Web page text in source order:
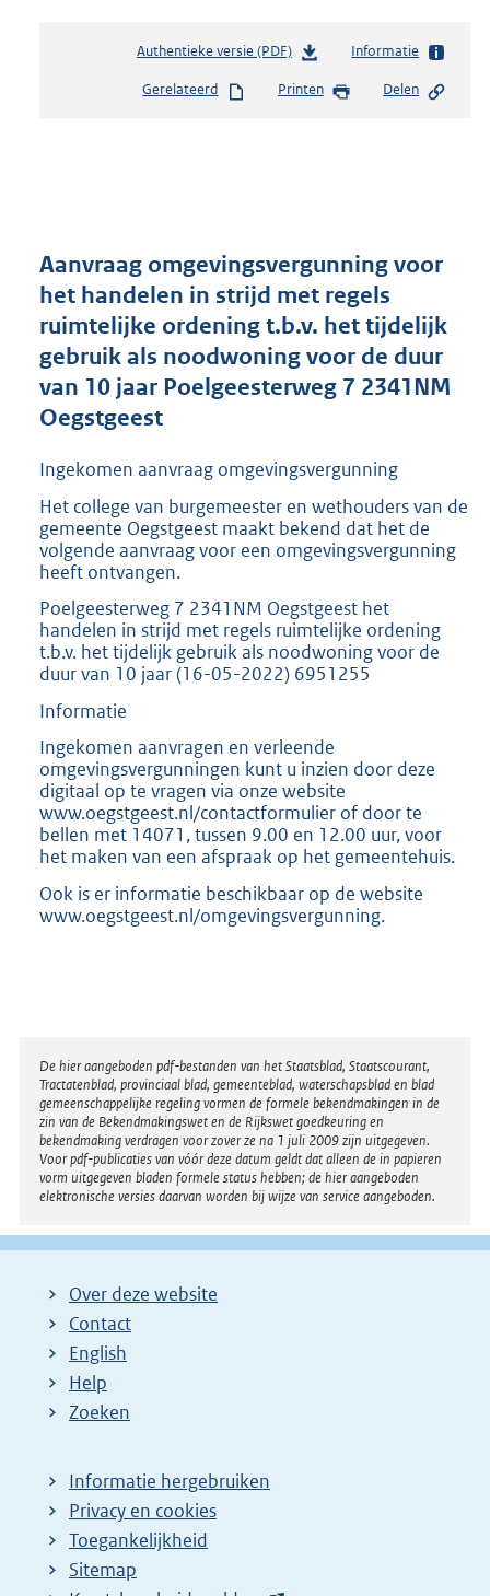
Authentieke versie (PDF)b
s
r
o
o
t
t
e
:
4
b
Informatie
Gerelateerd Printen Delen
Aanvraag omgevingsvergunning voor
het handelen in strijd met regels
ruimtelijke ordening t.b.v. het tijdelijk
gebruik als noodwoning voor de duur
van 10 jaar Poelgeesterweg 7 2341NM
Oegstgeest
Ingekomen aanvraag omgevingsvergunning
Het college van burgemeester en wethouders van de
gemeente Oegstgeest maakt bekend dat het de
volgende aanvraag voor een omgevingsvergunning
heeft ontvangen.
Poelgeesterweg 7 2341NM Oegstgeest het
handelen in strijd met regels ruimtelijke ordening
t.b.v. het tijdelijk gebruik als noodwoning voor de
duur van 10 jaar (16-05-2022) 6951255
Informatie
Ingekomen aanvragen en verleende
omgevingsvergunningen kunt u inzien door deze
digitaal op te vragen via onze website
www.oegstgeest.nl/contactformulier of door te
bellen met 14071, tussen 9.00 en 12.00 uur, voor
het maken van een afspraak op het gemeentehuis.
Ook is er informatie beschikbaar op de website
www.oegstgeest.nl/omgevingsvergunning.
Disclaimer
De hier aangeboden pdf-bestanden van het Staatsblad, Staatscourant,
Tractatenblad, provinciaal blad, gemeenteblad, waterschapsblad en blad
gemeenschappelijke regeling vormen de formele bekendmakingen in de
zin van de Bekendmakingswet en de Rijkswet goedkeuring en
bekendmaking verdragen voor zover ze na 1 juli 2009 zijn uitgegeven.
Voor pdf-publicaties van vóór deze datum geldt dat alleen de in papieren
vorm uitgegeven bladen formele status hebben; de hier aangeboden
elektronische versies daarvan worden bij wijze van service aangeboden.
Over deze website
Contact
English
Help
Zoeken
Informatie hergebruiken
Privacy en cookies
Toegankelijkheid
Sitemap